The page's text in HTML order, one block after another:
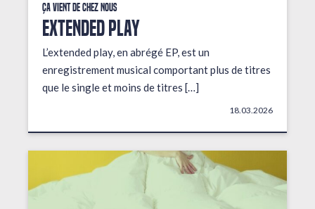
Ça vient de chez nous
EXTENDED PLAY
L’extended play, en abrégé EP, est un
enregistrement musical comportant plus de titres
que le single et moins de titres […]
18.03.2026